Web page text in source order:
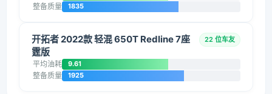
整备质量 1835
开拓者 2022款 轻混 650T Redline 7座
霆版
22 位车友
平均油耗 9.61
整备质量 1925